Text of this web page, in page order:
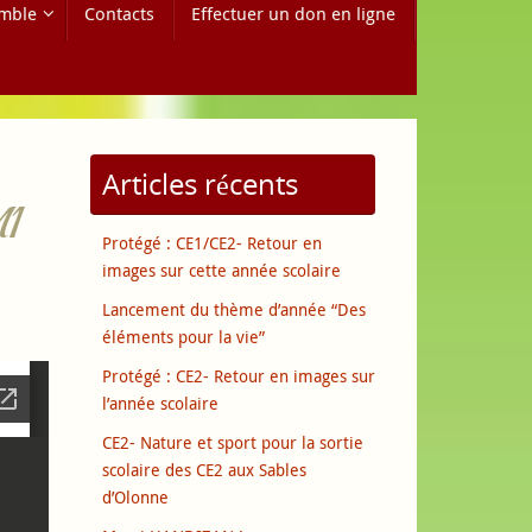
Contacts Effectuer un don en ligne
Articles récents
Protégé : CE1/CE2- Retour en
images sur cette année scolaire
Lancement du thème d’année “Des
éléments pour la vie”
Protégé : CE2- Retour en images sur
l’année scolaire
CE2- Nature et sport pour la sortie
scolaire des CE2 aux Sables
d’Olonne